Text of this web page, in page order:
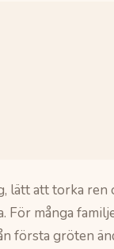
lätt att torka
För många
första gröten